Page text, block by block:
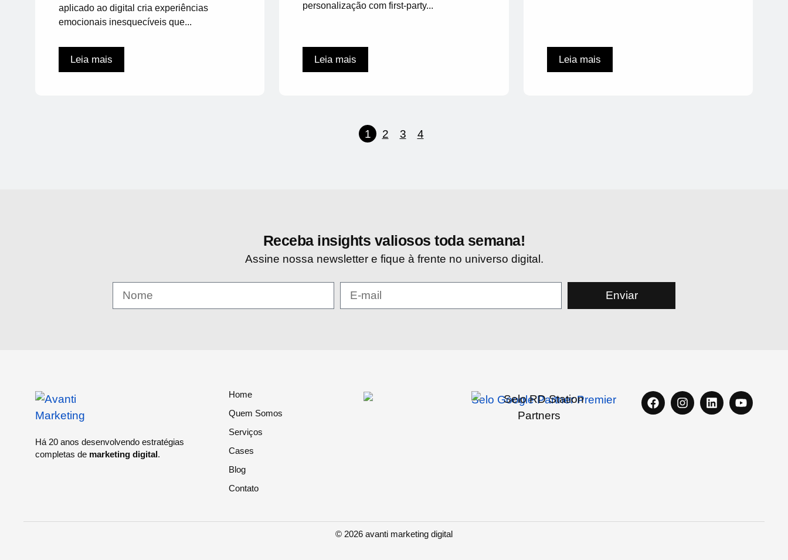
aplicado ao digital cria experiências
emocionais inesquecíveis que...
Leia mais
personalização com first-party...
Leia mais Leia mais
1 2 3 4
Receba insights valiosos toda semana!
Assine nossa newsletter e fique à frente no universo digital.
Enviar
Há 20 anos desenvolvendo estratégias
completas de marketing digital.
Home
Quem Somos
Serviços
Cases
Blog
Contato
© 2026 avanti marketing digital